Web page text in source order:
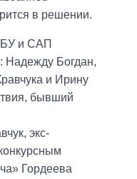
в решении.
и САП
Надежду Богдан,
и Ирину
бывший
экс-
Гордеева